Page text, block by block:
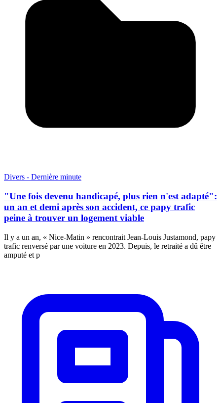
Divers - Dernière minute
"Une fois devenu handicapé, plus rien n'est adapté":
un an et demi après son accident, ce papy trafic
peine à trouver un logement viable
Il y a un an, « Nice-Matin » rencontrait Jean-Louis Justamond, papy
trafic renversé par une voiture en 2023. Depuis, le retraité a dû être
amputé et p